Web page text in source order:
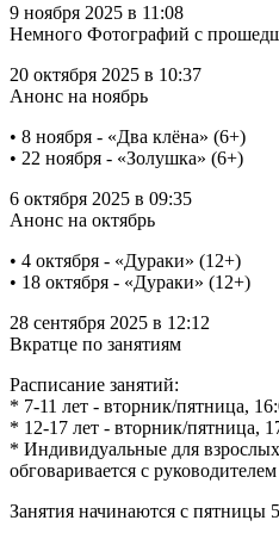
9 ноября 2025 в 11:08
Немного Фотографий с
20 октября 2025 в 10:37
Анонс на ноябрь
• 8 ноября - «Два клёна» (6+)
• 22 ноября - «Золушка» (6+)
6 октября 2025 в 09:35
Анонс на октябрь
• 4 октября - «Дураки» (12+)
• 18 октября - «Дураки» (12+)
28 сентября 2025 в 12:12
Вкратце по занятиям
Расписание занятий:
* 7-11 лет - вторник/пятница,
* 12-17 лет - вторник/пятница,
* Индивидуальные для
обговаривается с руководителем
Занятия начинаются с пятницы